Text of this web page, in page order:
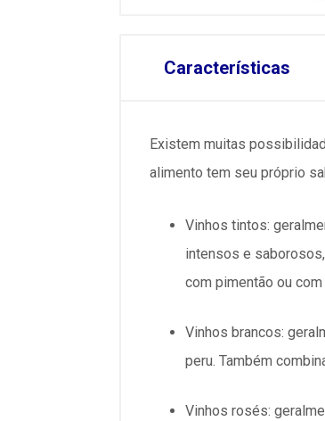
Características
Existem muitas
alimento tem seu próprio
Vinhos tintos:
intensos e
com pimentão ou
Vinhos brancos:
peru. Também
Vinhos rosés: